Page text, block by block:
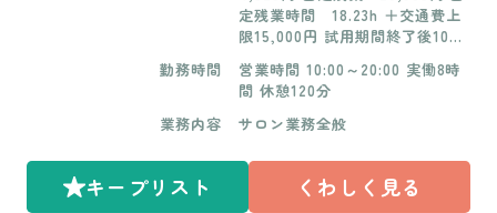
RO池田店/ 大阪府池田市城南2-
2-5 La Maison城南 1階 ORO
西5-3-1 １F ORO 塚口店/兵庫
県尼崎市南塚口町1-12-5 BROO
KLYN SQUARE 1F ORO NY 〜B
rooklyn〜店/383 Union Avenu
e, Brooklyn, NY 11211 ORO N
Y 〜EastVillage〜店/406 East
13th street New York, NY 100
歩3分 ORO池田店/ 阪急宝塚本
線 池田駅より徒歩7分 ORO千
里山店/阪急天理山線 天理山駅
より徒歩1分 ORO 塚口店/阪急
RO～Costa西宮北口/阪急西宮
定残業時間 18.23h ＋交通費上
限15,000円 試用期間終了後10月
3,100円 固定残業 26,900円
固定残業時間 17.46h ＋交通費
上限15,000円
勤務時間
営業時間 10:00～20:00 実働8時
間 休憩120分
業務内容
サロン業務全般
キープリスト くわしく見る